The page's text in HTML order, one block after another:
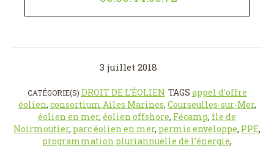
3 juillet 2018
CATÉGORIE(S) DROIT DE L'ÉOLIEN TAGS appel d'offre
éolien, consortium Ailes Marines, Courseulles-sur-Mer,
éolien en mer, éolien offshore, Fécamp, île de
Noirmoutier, parc éolien en mer, permis enveloppe, PPE,
programmation pluriannuelle de l’énergie,